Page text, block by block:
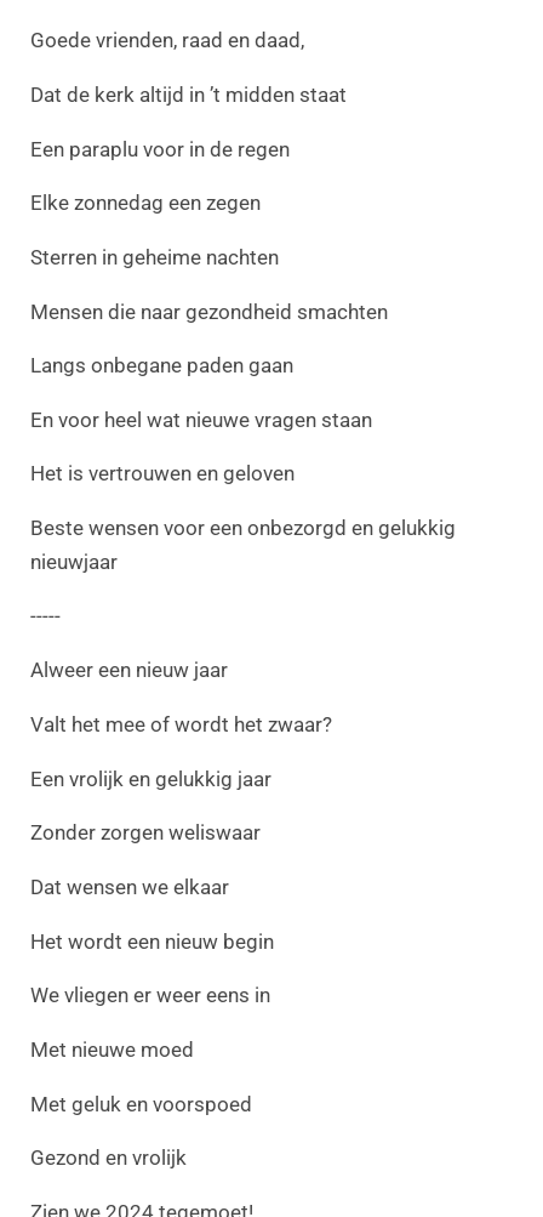
Goede vrienden, raad en daad,
Dat de kerk altijd in ’t midden staat
Een paraplu voor in de regen
Elke zonnedag een zegen
Sterren in geheime nachten
Mensen die naar gezondheid smachten
Langs onbegane paden gaan
En voor heel wat nieuwe vragen staan
Het is vertrouwen en geloven
Beste wensen voor een onbezorgd en gelukkig
nieuwjaar
-----
Alweer een nieuw jaar
Valt het mee of wordt het zwaar?
Een vrolijk en gelukkig jaar
Zonder zorgen weliswaar
Dat wensen we elkaar
Het wordt een nieuw begin
We vliegen er weer eens in
Met nieuwe moed
Met geluk en voorspoed
Gezond en vrolijk